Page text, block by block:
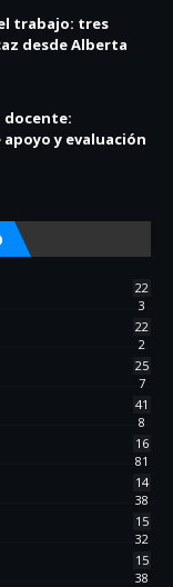
trabajo: tres
desde Alberta
docente:
y evaluación
22
3
22
2
25
7
41
8
16
81
14
38
15
32
15
38